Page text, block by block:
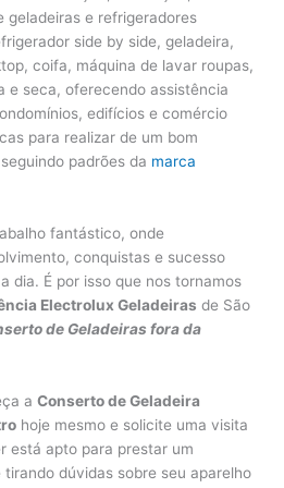
geladeiras e refrigeradores
side by side, geladeira,
coifa, máquina de lavar roupas,
e seca, oferecendo assistência
edifícios e comércio
para realizar de um bom
padrões da marca
fantástico, onde
conquistas e sucesso
dia. É por isso que nos tornamos
Electrolux Geladeiras de São
de Geladeiras fora da
aConserto de Geladeira
hoje mesmo e solicite uma visita
está apto para prestar um
dúvidas sobre seu aparelho